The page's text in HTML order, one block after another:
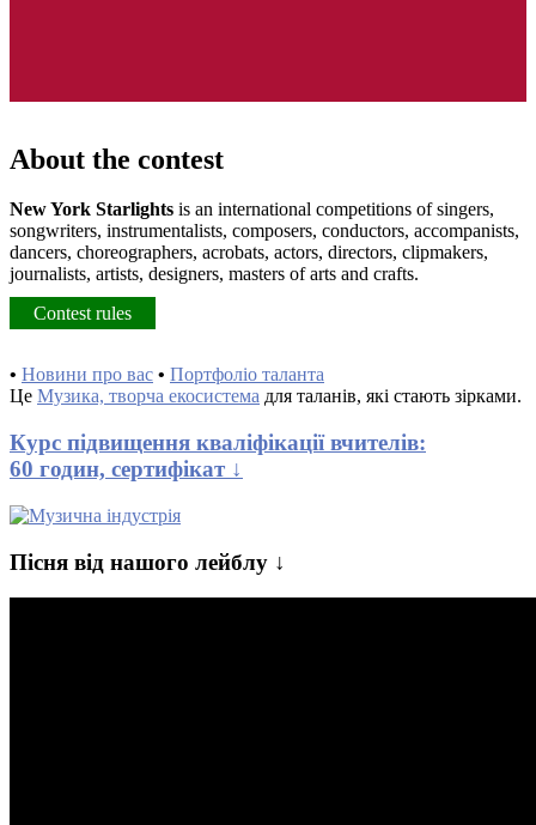
About the contest
New York Starlights is an international competitions of singers,
songwriters, instrumentalists, composers, conductors, accompanists,
dancers, choreographers, acrobats, actors, directors, clipmakers,
journalists, artists, designers, masters of arts and crafts.
Contest rules
• Новини про вас • Портфоліо таланта
Це Музика, творча екосистема для таланів, які стають зірками.
Курс підвищення кваліфікації вчителів:
60 годин, сертифікат ↓
Пісня від нашого лейблу ↓